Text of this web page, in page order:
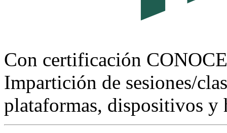
Con certificación
Impartición de sesiones/
plataformas, dispositivos y